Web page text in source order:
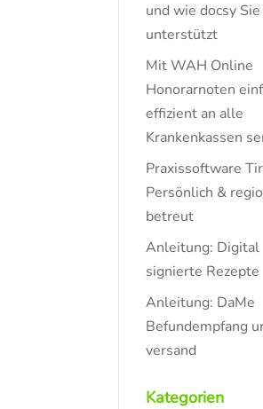
und wie docsy
unterstützt
Mit WAH Online
Honorarnoten
effizient an alle
Krankenkassen
Praxissoftware
Persönlich &
betreut
Anleitung: Digital
signierte Rezepte
Anleitung: DaMe
Befundempfang
versand
Kategorien